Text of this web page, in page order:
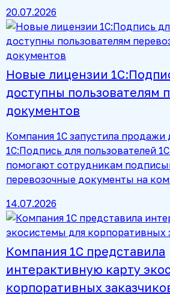
20.07.2026
Новые лицензии
доступны пользователям
документов
Компания 1С запустила продажи
1С:Подпись для пользователей
помогают сотрудникам
перевозочные документы на
14.07.2026
Компания 1С представила
интерактивную карту
корпоративных